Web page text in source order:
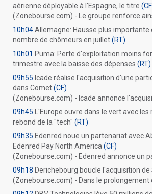
aérienne déployable à l'Espagne, le titre
(Zonebourse.com) - Le groupe renforce
10h04Allemagne: Hausse plus importante
nombre de chômeurs en juillet(RT)
10h01 Puma: Perte d'exploitation moins
trimestre avec la baisse des dépenses (RT)
09h55 Icade réalise l'acquisition d'une
dans Comet(CF)
(Zonebourse.com) - Icade annonce
09h45 L'Europe ouvre dans le vert avec
rebond de la "tech" (RT)
09h35 Edenred noue un partenariat avec
Edenred Pay North America (CF)
(Zonebourse.com) - Edenred annonce un
09h18 Derichebourg boucle l'acquisition de
(Zonebourse.com) - Dans le prolongement